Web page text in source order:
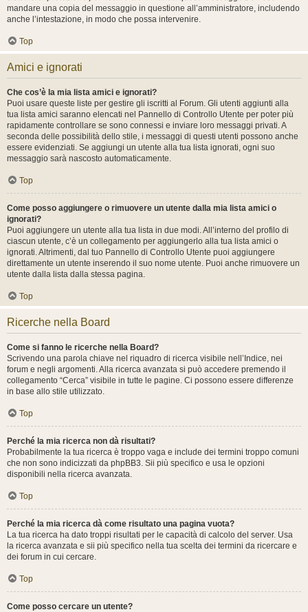
mandare una copia del messaggio in questione all’amministratore, includendo
anche l’intestazione, in modo che possa intervenire.
Top
Amici e ignorati
Che cos’è la mia lista amici e ignorati?
Puoi usare queste liste per gestire gli iscritti al Forum. Gli utenti aggiunti alla
tua lista amici saranno elencati nel Pannello di Controllo Utente per poter più
rapidamente controllare se sono connessi e inviare loro messaggi privati. A
seconda delle possibilità dello stile, i messaggi di questi utenti possono anche
essere evidenziati. Se aggiungi un utente alla tua lista ignorati, ogni suo
messaggio sarà nascosto automaticamente.
Top
Come posso aggiungere o rimuovere un utente dalla mia lista amici o
ignorati?
Puoi aggiungere un utente alla tua lista in due modi. All’interno del profilo di
ciascun utente, c’è un collegamento per aggiungerlo alla tua lista amici o
ignorati. Altrimenti, dal tuo Pannello di Controllo Utente puoi aggiungere
direttamente un utente inserendo il suo nome utente. Puoi anche rimuovere un
utente dalla lista dalla stessa pagina.
Top
Ricerche nella Board
Come si fanno le ricerche nella Board?
Scrivendo una parola chiave nel riquadro di ricerca visibile nell’Indice, nei
forum e negli argomenti. Alla ricerca avanzata si può accedere premendo il
collegamento “Cerca” visibile in tutte le pagine. Ci possono essere differenze
in base allo stile utilizzato.
Top
Perché la mia ricerca non dà risultati?
Probabilmente la tua ricerca è troppo vaga e include dei termini troppo comuni
che non sono indicizzati da phpBB3. Sii più specifico e usa le opzioni
disponibili nella ricerca avanzata.
Top
Perché la mia ricerca dà come risultato una pagina vuota?
La tua ricerca ha dato troppi risultati per le capacità di calcolo del server. Usa
la ricerca avanzata e sii più specifico nella tua scelta dei termini da ricercare e
dei forum in cui cercare.
Top
Come posso cercare un utente?